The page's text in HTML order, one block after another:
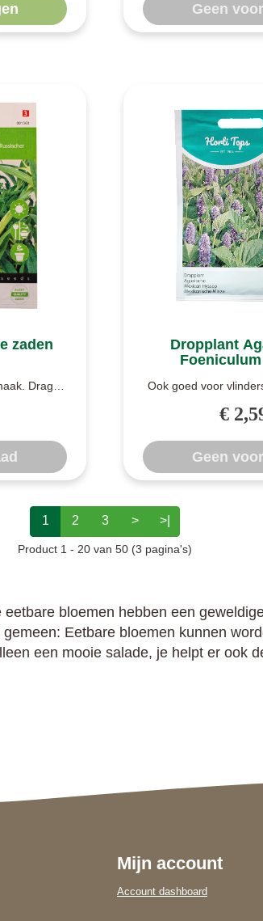
Geen
zaden
Dragon
Dropplant
Ook goed voor
€
Geen
1 2 3 > >|
Product 1 - 20 van 50 (3 pagina's)
bloemen hebben een
Eetbare bloemen kunnen
een mooie salade, je helpt er ook
Mijn account
Account dashboard